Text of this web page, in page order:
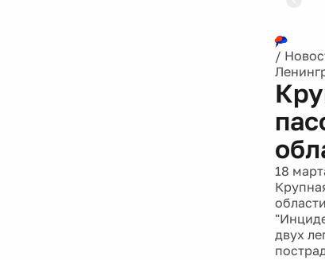
/
18
двух